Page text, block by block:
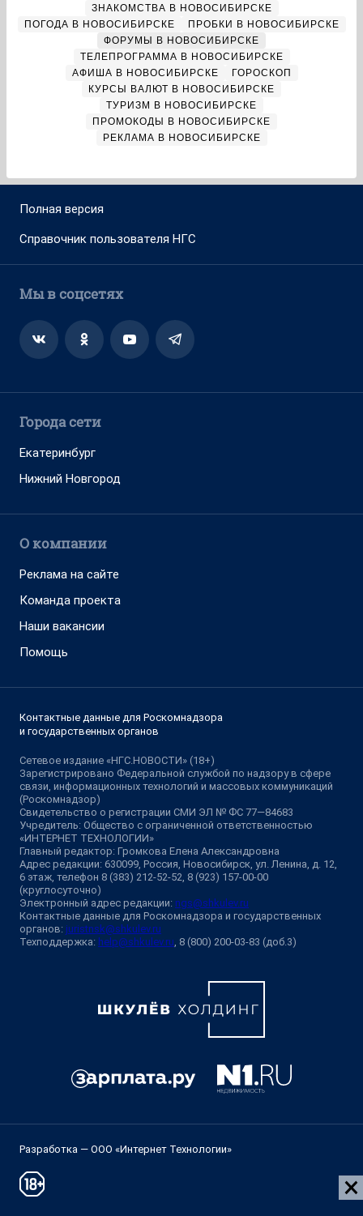
ЗНАКОМСТВА В НОВОСИБИРСКЕ
ПОГОДА В НОВОСИБИРСКЕ
ПРОБКИ В НОВОСИБИРСКЕ
ФОРУМЫ В НОВОСИБИРСКЕ
ТЕЛЕПРОГРАММА В НОВОСИБИРСКЕ
АФИША В НОВОСИБИРСКЕ
ГОРОСКОП
КУРСЫ ВАЛЮТ В НОВОСИБИРСКЕ
ТУРИЗМ В НОВОСИБИРСКЕ
ПРОМОКОДЫ В НОВОСИБИРСКЕ
РЕКЛАМА В НОВОСИБИРСКЕ
Полная версия
Справочник пользователя НГС
Мы в соцсетях
Города сети
Екатеринбург
Нижний Новгород
О компании
Реклама на сайте
Команда проекта
Наши вакансии
Помощь
Контактные данные для Роскомнадзора
и государственных органов
Сетевое издание «НГС.НОВОСТИ» (18+)
Зарегистрировано Федеральной службой по надзору в сфере
связи, информационных технологий и массовых коммуникаций
(Роскомнадзор)
Свидетельство о регистрации СМИ ЭЛ № ФС 77—84683
Учредитель: Общество с ограниченной ответственностью
«ИНТЕРНЕТ ТЕХНОЛОГИИ»
Главный редактор: Громкова Елена Александровна
Адрес редакции: 630099, Россия, Новосибирск, ул. Ленина, д. 12,
6 этаж, телефон 8 (383) 212-52-52, 8 (923) 157-00-00
(круглосуточно)
Электронный адрес редакции: ngs@shkulev.ru
Контактные данные для Роскомнадзора и государственных
органов: juristnsk@shkulev.ru
Техподдержка: help@shkulev.ru , 8 (800) 200-03-83 (доб.3)
Разработка — ООО «Интернет Технологии»